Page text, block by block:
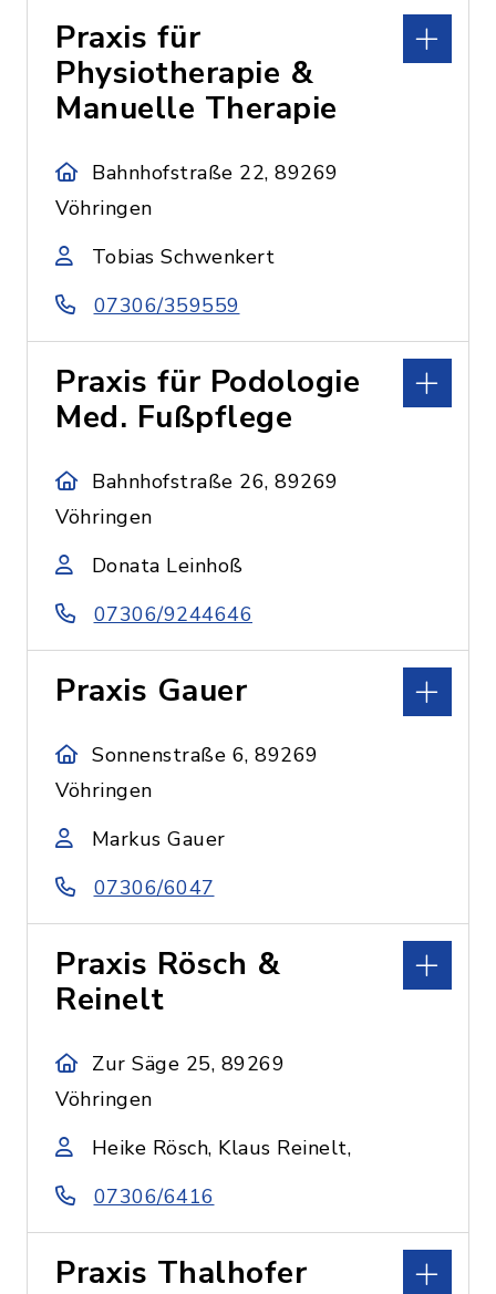
Praxis für
Physiotherapie &
Manuelle Therapie
Bahnhofstraße 22, 89269
Vöhringen
Tobias Schwenkert
07306/359559
Praxis für Podologie
Med. Fußpflege
Bahnhofstraße 26, 89269
Vöhringen
Donata Leinhoß
07306/9244646
Praxis Gauer
Sonnenstraße 6, 89269
Vöhringen
Markus Gauer
07306/6047
Praxis Rösch &
Reinelt
Zur Säge 25, 89269
Vöhringen
Heike Rösch, Klaus Reinelt,
07306/6416
Praxis Thalhofer